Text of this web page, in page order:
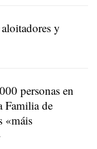
y
personas en
Familia de
«máis